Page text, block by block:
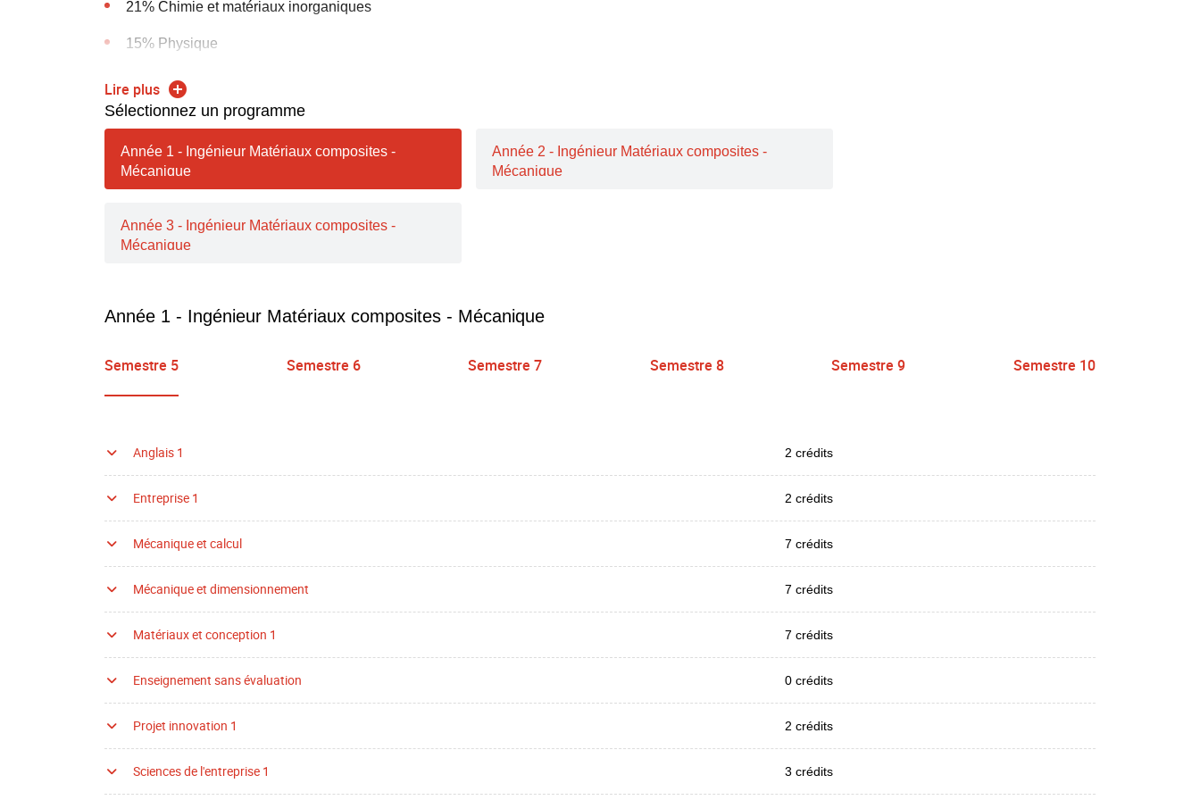
21% Chimie et matériaux inorganiques
15% Physique
4% Chimie moléculaire et polymères
Lire plus
Sélectionnez un programme
Année 1 - Ingénieur Matériaux composites -
Mécanique
Année 2 - Ingénieur Matériaux composites -
Mécanique
Année 3 - Ingénieur Matériaux composites -
Mécanique
Année 1 - Ingénieur Matériaux composites - Mécanique
Semestre 5 Semestre 6 Semestre 7 Semestre 8 Semestre 9 Semestre 10
Anglais 1 2 crédits
Entreprise 1 2 crédits
Mécanique et calcul 7 crédits
Mécanique et dimensionnement 7 crédits
Matériaux et conception 1 7 crédits
Enseignement sans évaluation 0 crédits
Projet innovation 1 2 crédits
Sciences de l'entreprise 1 3 crédits